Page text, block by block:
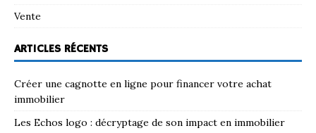
Vente
ARTICLES RÉCENTS
Créer une cagnotte en ligne pour financer votre achat
immobilier
Les Echos logo : décryptage de son impact en immobilier